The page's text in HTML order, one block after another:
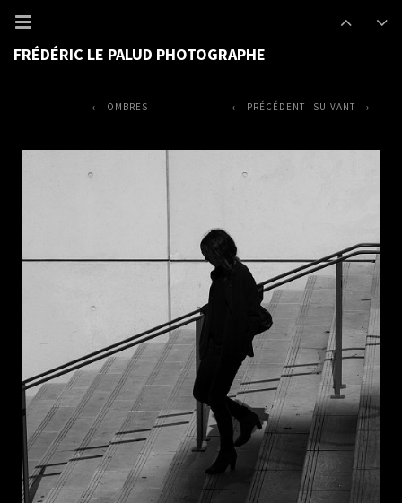
FRÉDÉRIC LE PALUD PHOTOGRAPHE
PRÉCÉDENT SUIVANT
OMBRES